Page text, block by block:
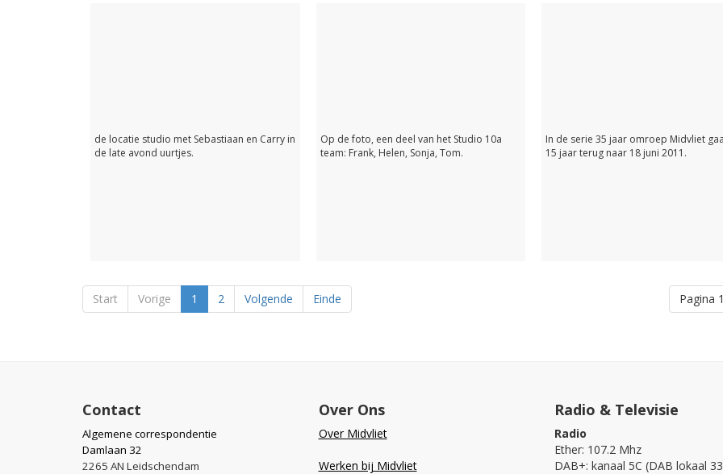
de locatie studio met Sebastiaan en Carry in
de late avond uurtjes.
Op de foto, een deel van het Studio 10a
team: Frank, Helen, Sonja, Tom.
In de serie 35 jaar omroep Midvliet
15 jaar terug naar 18 juni 2011.
Pagina
Start Vorige 1 2 Volgende Einde
Contact
Algemene correspondentie
Damlaan 32
2265 AN Leidschendam
Over Ons
Over Midvliet
Werken bij Midvliet
Radio & Televisie
Radio
Ether: 107.2 Mhz
DAB+: kanaal 5C (DAB lokaal